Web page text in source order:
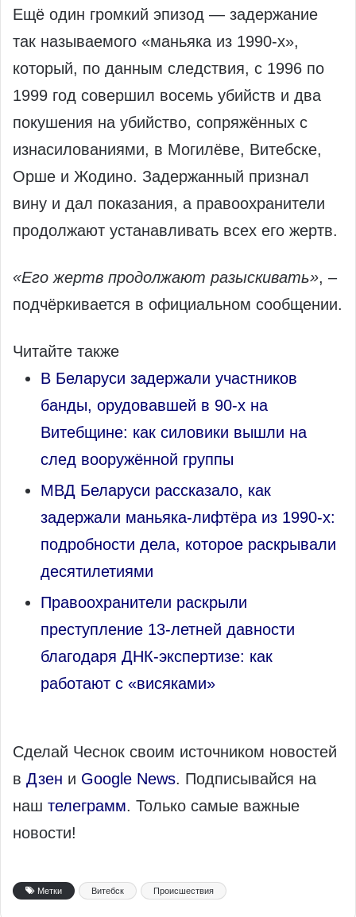
Ещё один громкий эпизод — задержание
так называемого «маньяка из 1990‑х»,
который, по данным следствия, с 1996 по
1999 год совершил восемь убийств и два
покушения на убийство, сопряжённых с
изнасилованиями, в Могилёве, Витебске,
Орше и Жодино. Задержанный признал
вину и дал показания, а правоохранители
продолжают устанавливать всех его жертв.
«Его жертв продолжают разыскивать», –
подчёркивается в официальном сообщении.
Читайте также
В Беларуси задержали участников
банды, орудовавшей в 90‑х на
Витебщине: как силовики вышли на
след вооружённой группы
МВД Беларуси рассказало, как
задержали маньяка‑лифтёра из 1990‑х:
подробности дела, которое раскрывали
десятилетиями
Правоохранители раскрыли
преступление 13‑летней давности
благодаря ДНК‑экспертизе: как
работают с «висяками»
Сделай Чеснок своим источником новостей
в Дзен и Google News. Подписывайся на
наш телеграмм. Только самые важные
новости!
Метки Витебск Происшествия